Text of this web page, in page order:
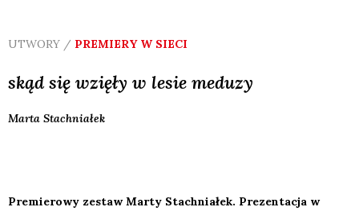
UTWORY / PREMIERY W SIECI
skąd się wzięły w lesie meduzy
Marta Stachniałek
Premierowy zestaw Marty Stachniałek. Prezentacja w